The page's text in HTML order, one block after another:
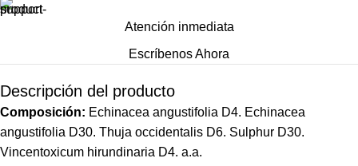
Atención inmediata
Escríbenos Ahora
Descripción del producto
Composición: Echinacea angustifolia D4. Echinacea
angustifolia D30. Thuja occidentalis D6. Sulphur D30.
Vincentoxicum hirundinaria D4. a.a.